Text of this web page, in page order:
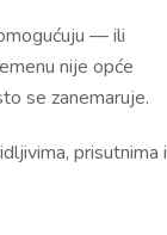
— ili
nije opće
se zanemaruje.
prisutnima i